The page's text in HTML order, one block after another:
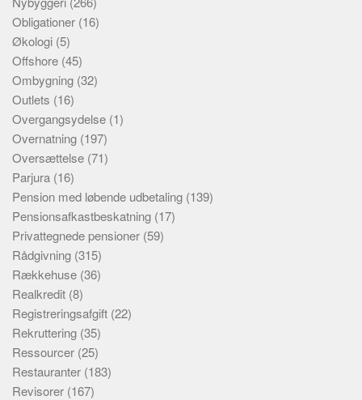
Obligationer (16)
Økologi (5)
Offshore (45)
Ombygning (32)
Outlets (16)
Overgangsydelse (1)
Overnatning (197)
Oversættelse (71)
Parjura (16)
Pension med løbende udbetaling (139)
Pensionsafkastbeskatning (17)
Privattegnede pensioner (59)
Rådgivning (315)
Rækkehuse (36)
Realkredit (8)
Registreringsafgift (22)
Rekruttering (35)
Ressourcer (25)
Restauranter (183)
Revisorer (167)